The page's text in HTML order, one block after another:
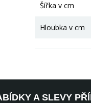
Šířka v cm
Hloubka v cm
A SLEVY